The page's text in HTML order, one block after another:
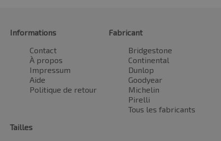
Informations
Contact
À propos
Impressum
Aide
Politique de retour
Fabricant
Bridgestone
Continental
Dunlop
Goodyear
Michelin
Pirelli
Tous les fabricants
Tailles